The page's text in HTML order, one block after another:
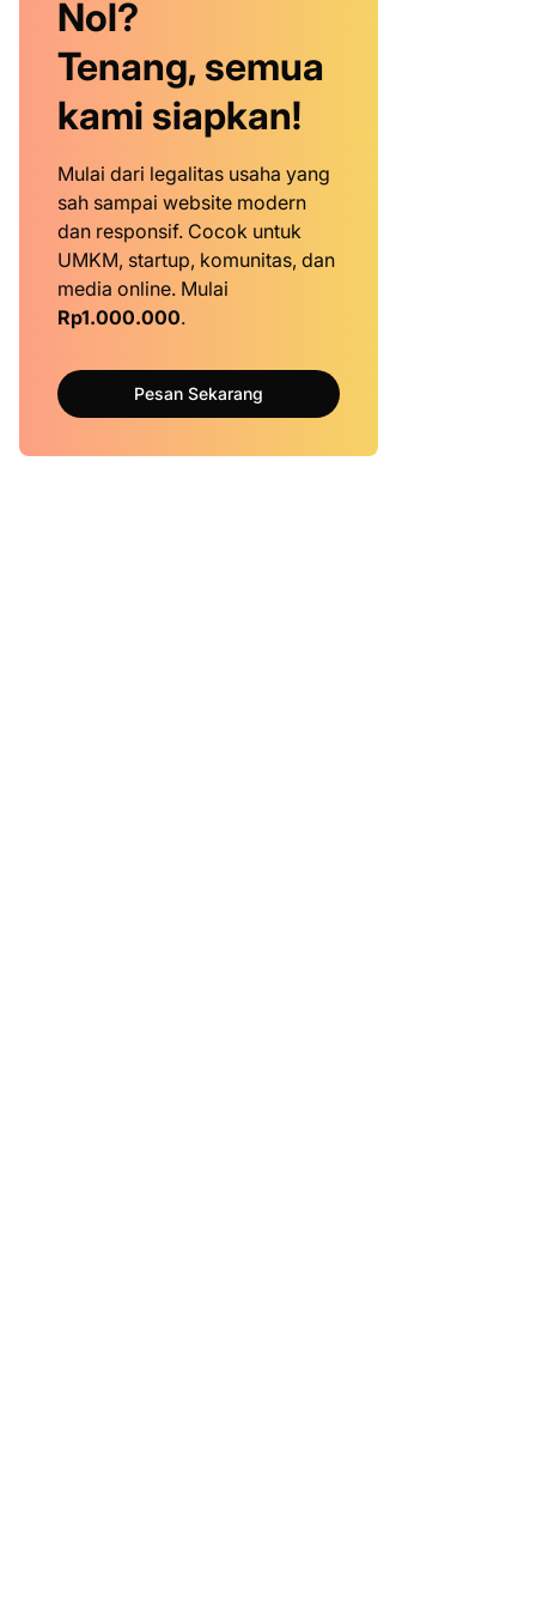
Nol?
Tenang, semua
kami siapkan!
Mulai dari legalitas usaha yang
sah sampai website modern
dan responsif. Cocok untuk
UMKM, startup, komunitas, dan
media online. Mulai
Rp1.000.000.
Pesan Sekarang